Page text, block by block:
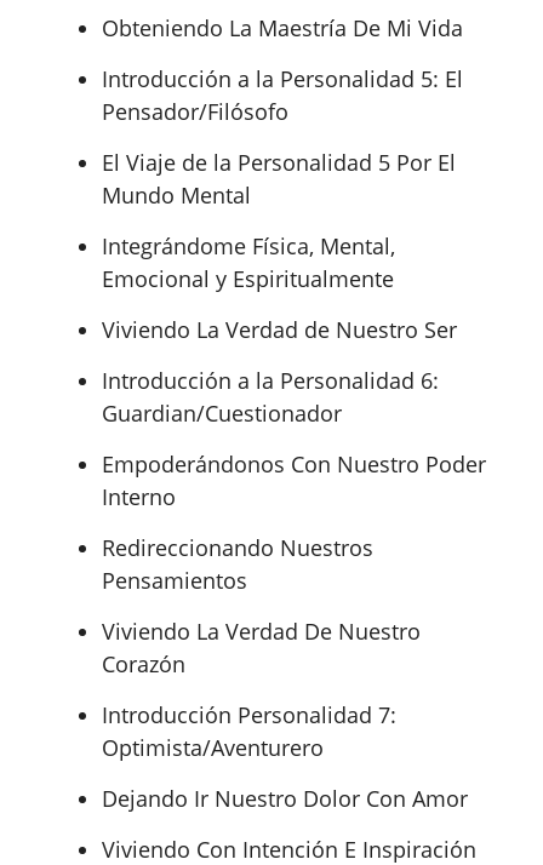
Obteniendo La Maestría De Mi Vida
Introducción a la Personalidad 5: El
Pensador/Filósofo
El Viaje de la Personalidad 5 Por El
Mundo Mental
Integrándome Física, Mental,
Emocional y Espiritualmente
Viviendo La Verdad de Nuestro Ser
Introducción a la Personalidad 6:
Guardian/Cuestionador
Empoderándonos Con Nuestro Poder
Interno
Redireccionando Nuestros
Pensamientos
Viviendo La Verdad De Nuestro
Corazón
Introducción Personalidad 7:
Optimista/Aventurero
Dejando Ir Nuestro Dolor Con Amor
Viviendo Con Intención E Inspiración